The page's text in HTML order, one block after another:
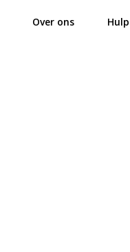
Over ons